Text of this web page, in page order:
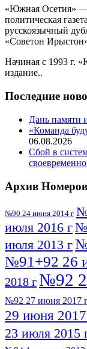
«Южная Осетия» —
политическая
русскоязычный
«Советон
Начиная с 1993 г.
издание..
Последние
Дань памяти
«Команда
06.08.2026
Сбой в
Архив Номеров
№90 24 июня 2014 г
июля 2016 г
июля 2013 г
№91+92 26
2018 г№92
№92 27 июня 2017
29 июня
23 июля 2015